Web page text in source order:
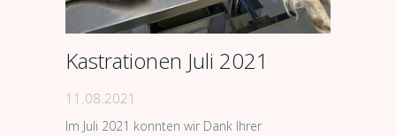
Kastrationen Juli 2021
11.08.2021
Im Juli 2021 konnten wir Dank Ihrer